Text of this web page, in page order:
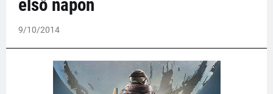
első napon
9/10/2014